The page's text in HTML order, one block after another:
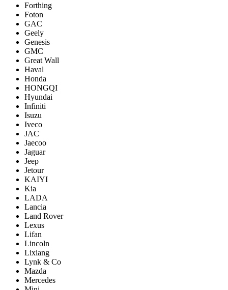
Forthing
Foton
GAC
Geely
Genesis
GMC
Great Wall
Haval
Honda
HONGQI
Hyundai
Infiniti
Isuzu
Iveco
JAC
Jaecoo
Jaguar
Jeep
Jetour
KAIYI
Kia
LADA
Lancia
Land Rover
Lexus
Lifan
Lincoln
Lixiang
Lynk & Co
Mazda
Mercedes